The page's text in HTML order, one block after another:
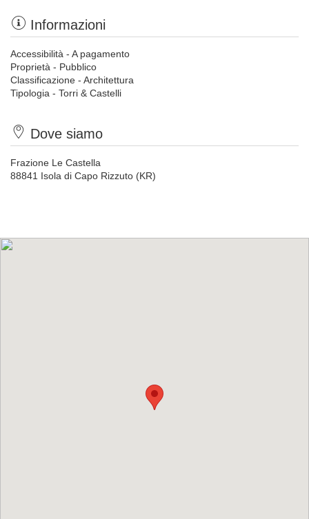
Informazioni
Accessibilità - A pagamento
Proprietà - Pubblico
Classificazione - Architettura
Tipologia - Torri & Castelli
Dove siamo
Frazione Le Castella
88841 Isola di Capo Rizzuto (KR)